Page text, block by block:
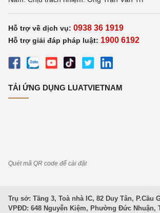
Hỗ trợ về dịch vụ: 0938 36 1919
Hỗ trợ giải đáp pháp luật: 1900 6192
TẢI ỨNG DỤNG LUATVIETNAM
Quét mã QR code để cài đặt
Trụ sở: Tầng 3, Toà nhà IC, 82 Duy Tân, P.Cầu
VPĐD: 648 Nguyễn Kiệm, Phường Đức Nhuận,